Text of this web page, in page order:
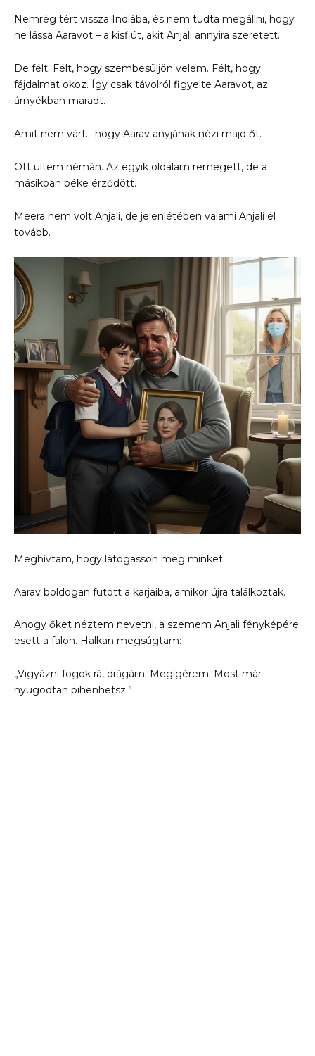
Nemrég tért vissza Indiába, és nem tudta megállni, hogy
ne lássa Aaravot – a kisfiút, akit Anjali annyira szeretett.
De félt. Félt, hogy szembesüljön velem. Félt, hogy
fájdalmat okoz. Így csak távolról figyelte Aaravot, az
árnyékban maradt.
Amit nem várt… hogy Aarav anyjának nézi majd őt.
Ott ültem némán. Az egyik oldalam remegett, de a
másikban béke érződött.
Meera nem volt Anjali, de jelenlétében valami Anjali él
tovább.
Meghívtam, hogy látogasson meg minket.
Aarav boldogan futott a karjaiba, amikor újra találkoztak.
Ahogy őket néztem nevetni, a szemem Anjali fényképére
esett a falon. Halkan megsúgtam:
„Vigyázni fogok rá, drágám. Megígérem. Most már
nyugodtan pihenhetsz.”